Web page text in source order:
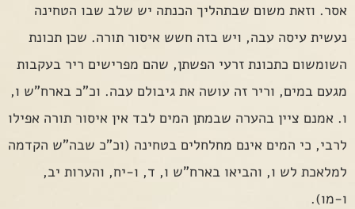
אסר. וזאת משום שבתהליך הכנתה יש שלב שבו הטחינה
נעשית עיסה עבה, ויש בזה חשש איסור תורה. שכן תכונת
השומשום כתכונת זרעי הפשתן, שהם מפרישים ריר בעקבות
מגעם במים, וריר זה עושה את גיבולם עבה. וכ"כ בארח"ש ו,
ו. אמנם ציין בהערה שבמתן המים לבד אין איסור תורה אפילו
לרבי, כי המים אינם מחלחלים בטחינה (וכ"כ שבה"ש הקדמה
למלאכת לש ו, והביאו בארח"ש ו, ד, ו-יח, והערות יב,
ו-מו).